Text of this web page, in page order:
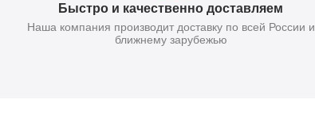
Быстро и качественно доставляем
Наша компания производит доставку по всей России и
ближнему зарубежью